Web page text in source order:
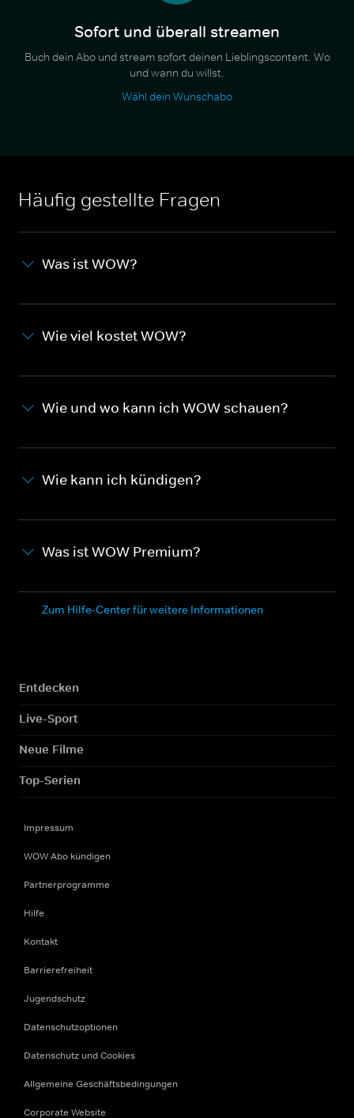
Sofort und überall streamen
Buch dein Abo und stream sofort deinen Lieblingscontent. Wo
und wann du willst.
Wähl dein Wunschabo
Häufig gestellte Fragen
Was ist WOW?
Wie viel kostet WOW?
Wie und wo kann ich WOW schauen?
Wie kann ich kündigen?
Was ist WOW Premium?
Zum Hilfe-Center für weitere Informationen
Entdecken
Live-Sport
Neue Filme
Top-Serien
Impressum
WOW Abo kündigen
Partnerprogramme
Hilfe
Kontakt
Barrierefreiheit
Jugendschutz
Datenschutzoptionen
Datenschutz und Cookies
Allgemeine Geschäftsbedingungen
Corporate Website